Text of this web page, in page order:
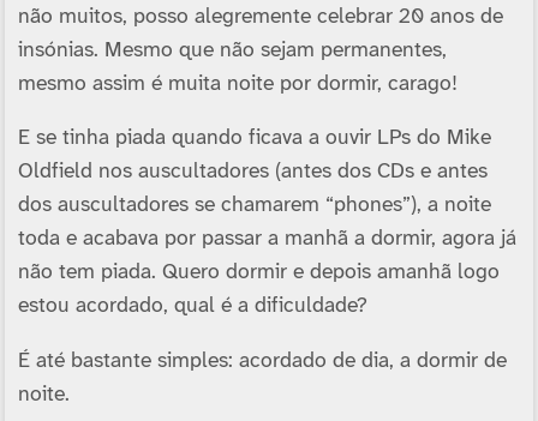
não muitos, posso alegremente celebrar 20 anos de
insónias. Mesmo que não sejam permanentes,
mesmo assim é muita noite por dormir, carago!
E se tinha piada quando ficava a ouvir LPs do Mike
Oldfield nos auscultadores (antes dos CDs e antes
dos auscultadores se chamarem “phones”), a noite
toda e acabava por passar a manhã a dormir, agora já
não tem piada. Quero dormir e depois amanhã logo
estou acordado, qual é a dificuldade?
É até bastante simples: acordado de dia, a dormir de
noite.